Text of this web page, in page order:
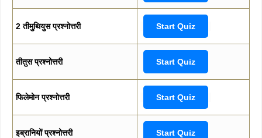
2 तीमुथियुस प्रश्नोत्तरी Start Quiz
तीतुस प्रश्नोत्तरी Start Quiz
फिलेमोन प्रश्नोत्तरी Start Quiz
इब्रानियों प्रश्नोत्तरी Start Quiz